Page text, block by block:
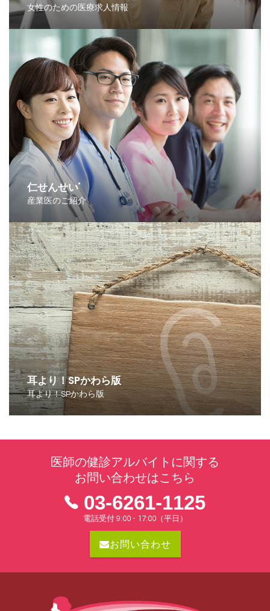
女性のための医療求人情報
仁せんせい®
産業医のご紹介
耳より！SPかわら版
耳より！SPかわら版
医師の健診アルバイトに関する
お問い合わせはこちら
03-6261-1125
電話受付 9:00 - 17:00（平日）
お問い合わせ